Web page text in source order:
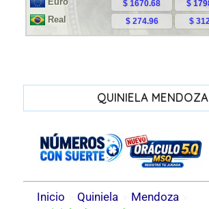
QUINIELA MENDOZA